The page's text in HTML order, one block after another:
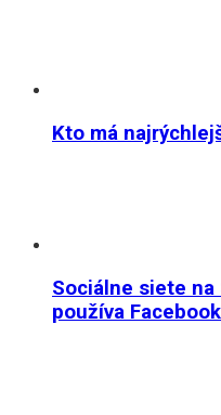
Kto má
Sociálne siete
používa